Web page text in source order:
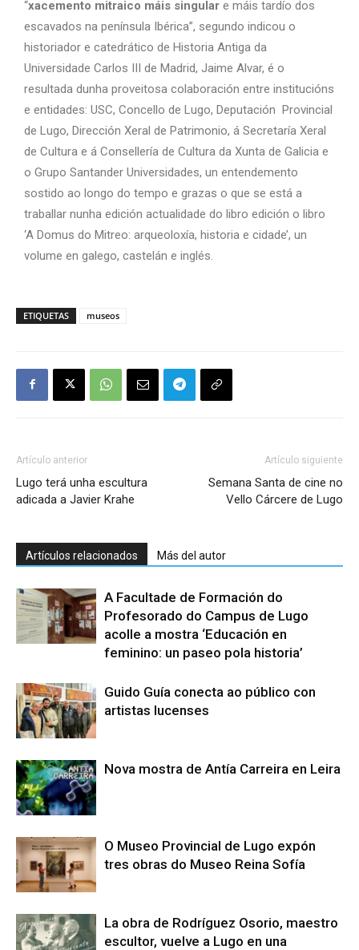
“xacemento mitraico máis singular e máis tardío dos
escavados na península Ibérica”, segundo indicou o
historiador e catedrático de Historia Antiga da
Universidade Carlos III de Madrid, Jaime Alvar, é o
resultada dunha proveitosa colaboración entre institucións
e entidades: USC, Concello de Lugo, Deputación Provincial
de Lugo, Dirección Xeral de Patrimonio, á Secretaría Xeral
de Cultura e á Consellería de Cultura da Xunta de Galicia e
o Grupo Santander Universidades, un entendemento
sostido ao longo do tempo e grazas o que se está a
traballar nunha edición actualidade do libro edición o libro
‘A Domus do Mitreo: arqueoloxía, historia e cidade’, un
volume en galego, castelán e inglés.
ETIQUETAS museos
Artículo anterior
Lugo terá unha escultura
adicada a Javier Krahe
Artículo siguiente
Semana Santa de cine no
Vello Cárcere de Lugo
Artículos relacionados Más del autor
A Facultade de Formación do
Profesorado do Campus de Lugo
acolle a mostra ‘Educación en
feminino: un paseo pola historia’
Guido Guía conecta ao público con
artistas lucenses
Nova mostra de Antía Carreira en Leira
O Museo Provincial de Lugo expón
tres obras do Museo Reina Sofía
La obra de Rodríguez Osorio, maestro
escultor, vuelve a Lugo en una